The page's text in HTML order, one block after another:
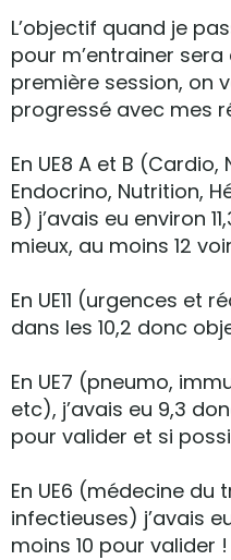
L’objectif quand je
pour m’entrainer sera
première session, on
progressé avec mes
En UE8 A et B (Cardio,
Endocrino, Nutrition,
B) j’avais eu environ
mieux, au moins 12
En UE11 (urgences et
dans les 10,2 donc
En UE7 (pneumo,
etc), j’avais eu 9,3
pour valider et si
En UE6 (médecine du
infectieuses) j’avais
moins 10 pour valider !